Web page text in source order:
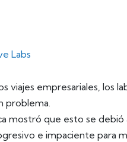
Labs
viajes empresariales, los
problema.
mostró que esto se
e impaciente para